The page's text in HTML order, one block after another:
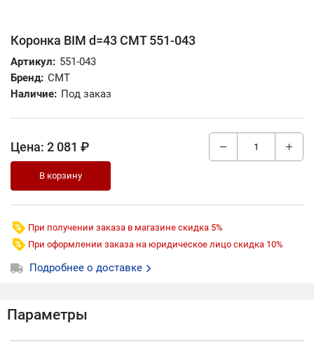
Коронка BIM d=43 CMT 551-043
Артикул: 551-043
Бренд: CMT
Наличие: Под заказ
Цена: 2 081 ₽
В корзину
При получении заказа в магазине скидка 5%
При оформлении заказа на юридическое лицо скидка 10%
Подробнее о доставке
Параметры